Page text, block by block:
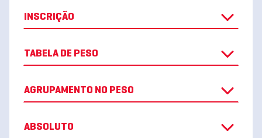
INSCRIÇÃO
TABELA DE PESO
AGRUPAMENTO NO PESO
ABSOLUTO